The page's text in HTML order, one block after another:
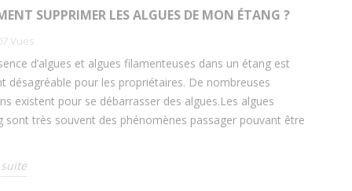
SUPPRIMER LES ALGUES DE MON ÉTANG ?
Vues
d’algues et algues filamenteuses dans un étang est
désagréable pour les propriétaires. De nombreuses
existent pour se débarrasser des algues.Les algues
sont très souvent des phénomènes passager pouvant être